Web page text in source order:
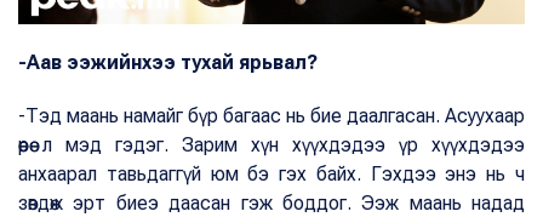
-Аав ээжийнхээ тухай ярьвал?
-Тэд маань намайг бүр багаас нь бие даалгасан. Асуухаар
өөрөө л мэд гэдэг. Зарим хүн хүүхдэдээ үр хүүхдэдээ
анхаарал тавьдаггүй юм бэ гэх байх. Гэхдээ энэ нь ч
зөвдөж эрт биеэ даасан гэж боддог. Ээж маань надад